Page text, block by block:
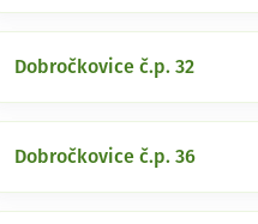
Dobročkovice č.p. 32
Dobročkovice č.p. 36